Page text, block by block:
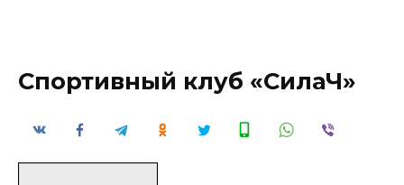
Спортивный клуб «СилаЧ»